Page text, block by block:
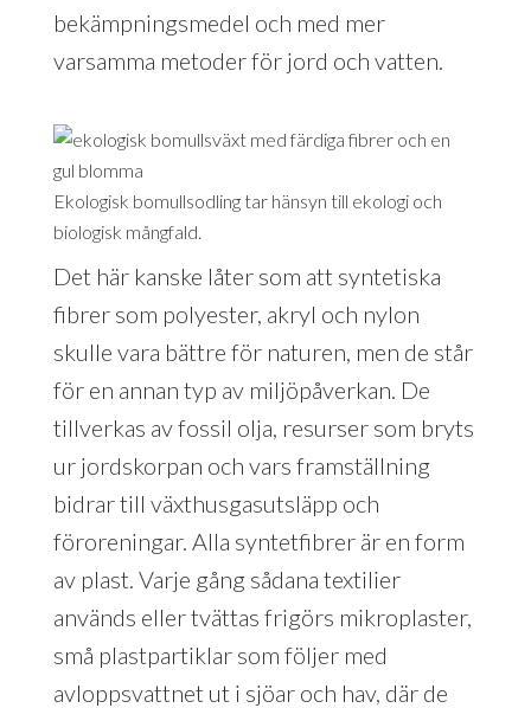
bekämpningsmedel och med mer
varsamma metoder för jord och vatten.
Ekologisk bomullsodling tar hänsyn till ekologi och
biologisk mångfald.
Det här kanske låter som att syntetiska
fibrer som polyester, akryl och nylon
skulle vara bättre för naturen, men de står
för en annan typ av miljöpåverkan. De
tillverkas av fossil olja, resurser som bryts
ur jordskorpan och vars framställning
bidrar till växthusgasutsläpp och
föroreningar. Alla syntetfibrer är en form
av plast. Varje gång sådana textilier
används eller tvättas frigörs mikroplaster,
små plastpartiklar som följer med
avloppsvattnet ut i sjöar och hav, där de